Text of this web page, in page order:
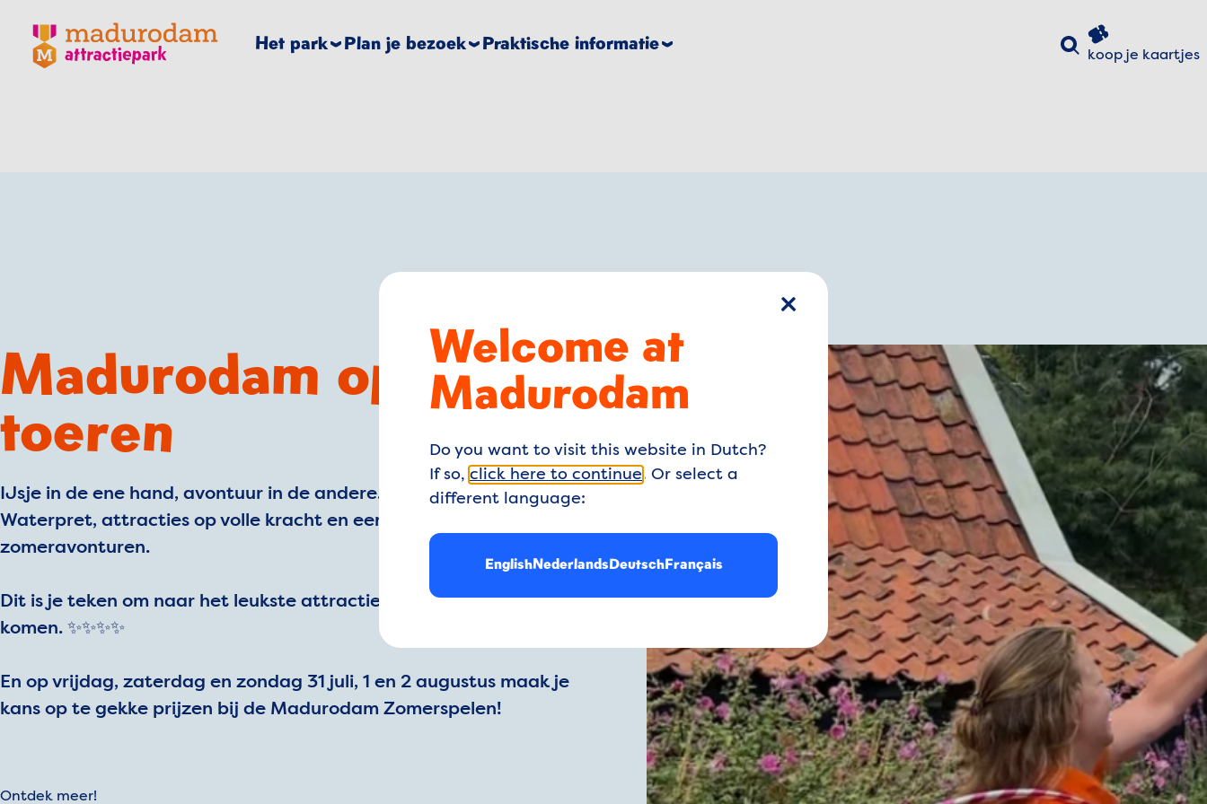
Madurodam logo, naar de homepage
koop je kaartjes
Het park Plan je bezoek Praktische informatie
Zoeken
Madurodam op volle
toeren
IJsje in de ene hand, avontuur in de andere.
Waterpret, attracties op volle kracht en een dag vol
zomeravonturen.
Dit is je teken om naar het leukste attractiepark over Nederland te
komen. ✨✨✨✨
En op vrijdag, zaterdag en zondag 31 juli, 1 en 2 augustus maak je
kans op te gekke prijzen bij de Madurodam Zomerspelen!
Ontdek meer!
sluiten
Welcome at
Madurodam
Do you want to visit this website in Dutch?
If so, click here to continue . Or select a
different language:
EnglishNederlandsDeutschFrançais